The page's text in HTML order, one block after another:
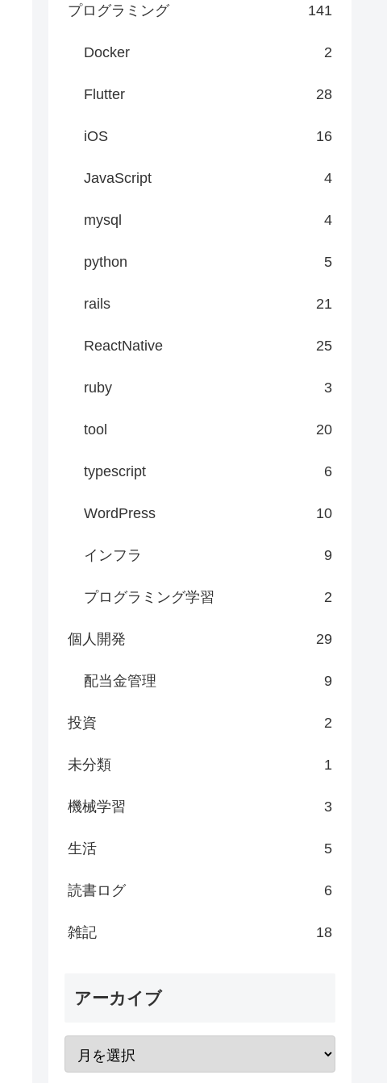
プログラミング 141
Docker 2
Flutter 28
iOS 16
JavaScript 4
mysql 4
python 5
rails 21
ReactNative 25
ruby 3
tool 20
typescript 6
WordPress 10
インフラ 9
プログラミング学習 2
個人開発 29
配当金管理 9
投資 2
未分類 1
機械学習 3
生活 5
読書ログ 6
雑記 18
アーカイブ